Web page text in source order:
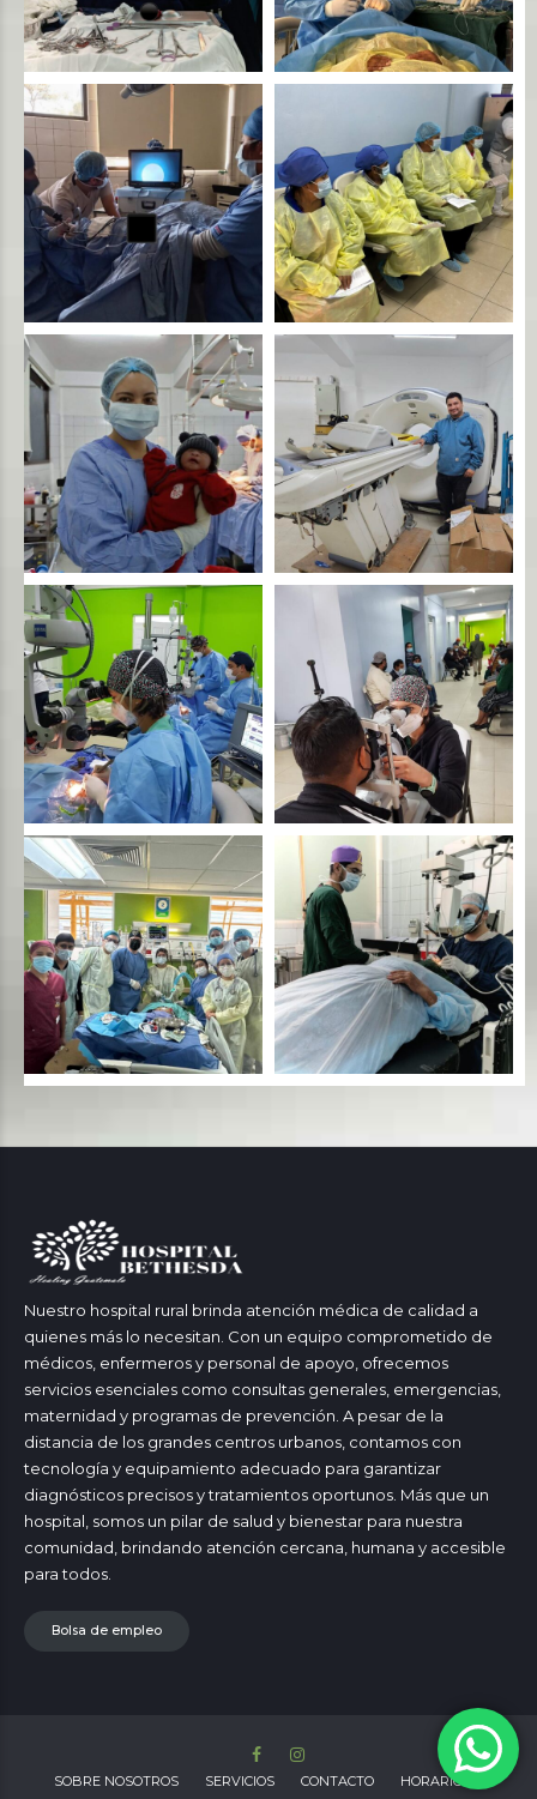
Nuestro hospital rural brinda atención médica de calidad a
quienes más lo necesitan. Con un equipo comprometido de
médicos, enfermeros y personal de apoyo, ofrecemos
servicios esenciales como consultas generales, emergencias,
maternidad y programas de prevención. A pesar de la
distancia de los grandes centros urbanos, contamos con
tecnología y equipamiento adecuado para garantizar
diagnósticos precisos y tratamientos oportunos. Más que un
hospital, somos un pilar de salud y bienestar para nuestra
comunidad, brindando atención cercana, humana y accesible
para todos.
Bolsa de empleo
SOBRE NOSOTROS SERVICIOS CONTACTO HORARIOS